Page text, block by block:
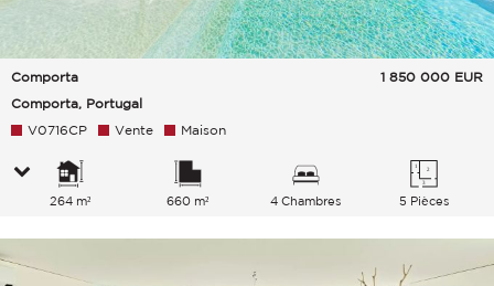
Comporta
Comporta, Portugal
1 850 000 EUR
V0716CP Vente Maison
264 m² 660 m² 4 Chambres 5 Pièces